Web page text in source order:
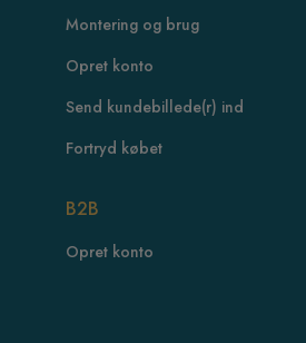
Montering og brug
Opret konto
Send kundebillede(r) ind
Fortryd købet
B2B
Opret konto